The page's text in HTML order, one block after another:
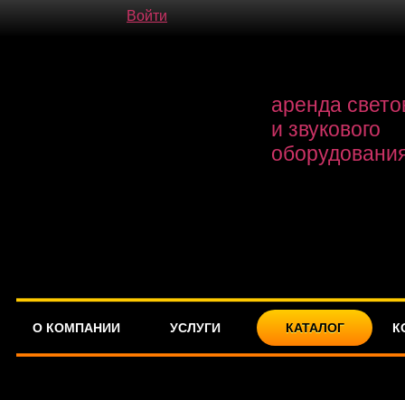
Войти
аренда
и звукового
О КОМПАНИИ УСЛУГИ КАТАЛОГ